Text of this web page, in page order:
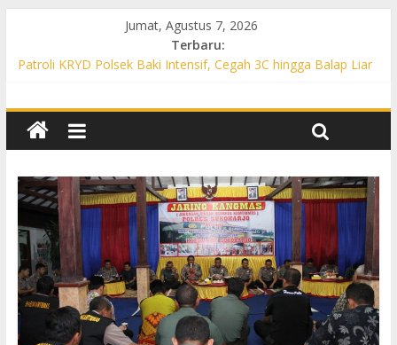
Jumat, Agustus 7, 2026
Terbaru:
Patroli KRYD Polsek Baki Intensif, Cegah 3C hingga Balap Liar
Permukiman, Warga Diajak Aktif Jaga Kamtibmas
Patroli Cegah Karhutla, Polsek Weru Sisir Lahan Kering dan
Patroli Blue Light KRYD Polsek Bendosari Sasar Objek Vital,
Polisi Ajak Warga Waspada dan Cegah Karhutla
Patroli Blue Light KRYD Polsek Kartasura Sasar Titik Rawan,
Cegah Kejahatan 3C